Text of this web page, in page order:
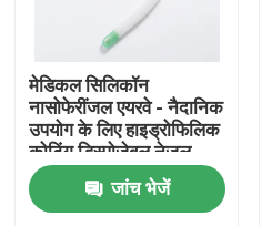
हमारे बारे में
फैक्टरी यात्रा
गुणवत्ता नियंत्रण
मेडिकल सिलिकॉन
नासोफेरींजल एयरवे - नैदानिक
​​​​उपयोग के लिए हाइड्रोफिलिक
कोटिंग डिस्पोजेबल नेज़ल
एयरवे ट्यूब
जांच भेजें